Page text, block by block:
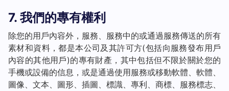
7. 我們的專有權利
除您的用戶內容外，服務、服務中的或通過服務傳送的所有
素材和資料，都是本公司及其許可方(包括向服務發布用戶
內容的其他用戶)的專有財產，其中包括但不限於關於您的
手機或設備的信息，或是通過使用服務或移動軟體、軟體、
圖像、文本、圖形、插圖、標識、專利、商標、服務標志、